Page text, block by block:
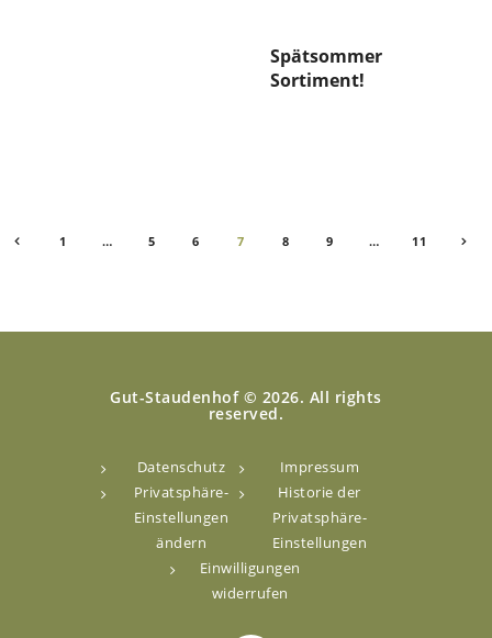
Spätsommer
Sortiment!
Seitennummerierung
der
<
PAGE
1 … PAGE
5 PAGE
6 PAGE
7 PAGE
8 PAGE
9 … PAGE
11
Gut-Staudenhof © 2026. All rights
reserved.
Datenschutz
Impressum
Privatsphäre-
Einstellungen
ändern
Historie der
Privatsphäre-
Einstellungen
Einwilligungen
widerrufen